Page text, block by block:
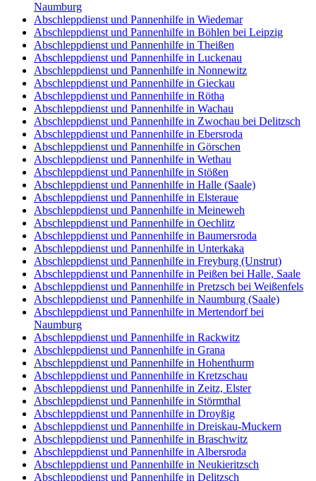
Naumburg
Abschleppdienst und Pannenhilfe in Wiedemar
Abschleppdienst und Pannenhilfe in Böhlen bei Leipzig
Abschleppdienst und Pannenhilfe in Theißen
Abschleppdienst und Pannenhilfe in Luckenau
Abschleppdienst und Pannenhilfe in Nonnewitz
Abschleppdienst und Pannenhilfe in Gieckau
Abschleppdienst und Pannenhilfe in Rötha
Abschleppdienst und Pannenhilfe in Wachau
Abschleppdienst und Pannenhilfe in Zwochau bei Delitzsch
Abschleppdienst und Pannenhilfe in Ebersroda
Abschleppdienst und Pannenhilfe in Görschen
Abschleppdienst und Pannenhilfe in Wethau
Abschleppdienst und Pannenhilfe in Stößen
Abschleppdienst und Pannenhilfe in Halle (Saale)
Abschleppdienst und Pannenhilfe in Elsteraue
Abschleppdienst und Pannenhilfe in Meineweh
Abschleppdienst und Pannenhilfe in Oechlitz
Abschleppdienst und Pannenhilfe in Baumersroda
Abschleppdienst und Pannenhilfe in Unterkaka
Abschleppdienst und Pannenhilfe in Freyburg (Unstrut)
Abschleppdienst und Pannenhilfe in Peißen bei Halle, Saale
Abschleppdienst und Pannenhilfe in Pretzsch bei Weißenfels
Abschleppdienst und Pannenhilfe in Naumburg (Saale)
Abschleppdienst und Pannenhilfe in Mertendorf bei
Naumburg
Abschleppdienst und Pannenhilfe in Rackwitz
Abschleppdienst und Pannenhilfe in Grana
Abschleppdienst und Pannenhilfe in Hohenthurm
Abschleppdienst und Pannenhilfe in Kretzschau
Abschleppdienst und Pannenhilfe in Zeitz, Elster
Abschleppdienst und Pannenhilfe in Störmthal
Abschleppdienst und Pannenhilfe in Droyßig
Abschleppdienst und Pannenhilfe in Dreiskau-Muckern
Abschleppdienst und Pannenhilfe in Braschwitz
Abschleppdienst und Pannenhilfe in Albersroda
Abschleppdienst und Pannenhilfe in Neukieritzsch
Abschleppdienst und Pannenhilfe in Delitzsch